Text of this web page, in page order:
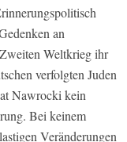
an
Weltkrieg ihr
verfolgten Juden
Nawrocki kein
Bei keinem
Veränderungen